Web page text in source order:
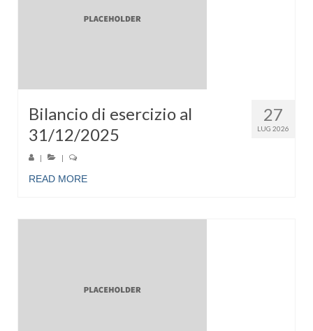
27
LUG 2026
Bilancio di esercizio al
31/12/2025
| |
READ MORE